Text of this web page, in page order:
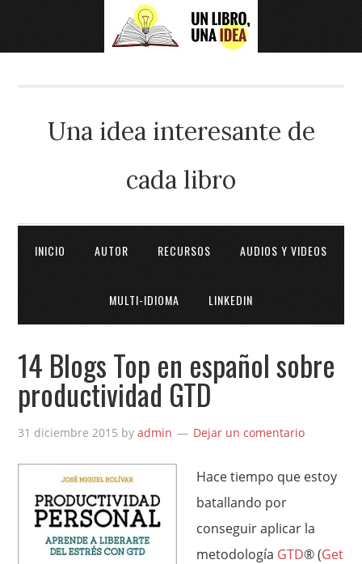
Una idea interesante de
cada libro
INICIO AUTOR RECURSOS AUDIOS Y VIDEOS
MULTI-IDIOMA LINKEDIN
14 Blogs Top en español sobre
productividad GTD
31 diciembre 2015 byadmin Dejar un comentario
Hace tiempo que estoy
batallando por
conseguir aplicar la
metodología GTD® (Get